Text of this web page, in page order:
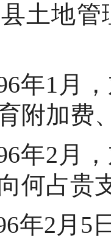
土地
年1月
附加费
年2月
何占贵
年2月